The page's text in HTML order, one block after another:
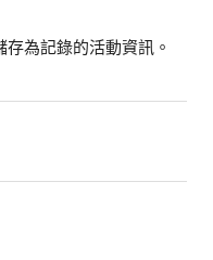
為記錄的活動資訊。